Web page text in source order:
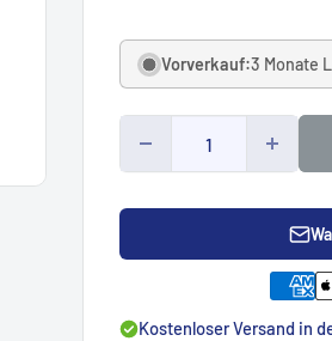
Vorverkauf:3 Monate
Kostenloser Versand in